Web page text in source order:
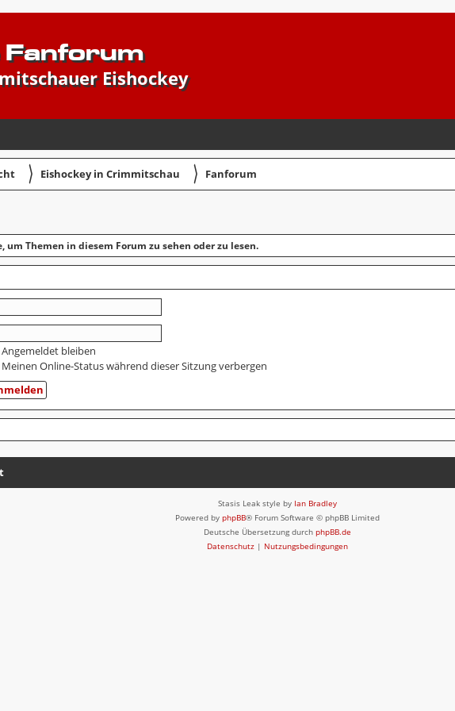
Eishockey
〉 Eishockey in Crimmitschau 〉 Fanforum
um Themen in diesem Forum zu sehen oder zu lesen.
Angemeldet bleiben
Meinen Online-Status während dieser Sitzung verbergen
Stasis Leak style by Ian Bradley
Powered by phpBB® Forum Software © phpBB Limited
Deutsche Übersetzung durch phpBB.de
Datenschutz | Nutzungsbedingungen